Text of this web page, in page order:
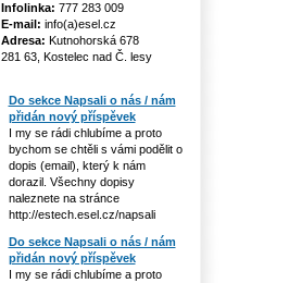
Infolinka: 777 283 009
E-mail: info(a)esel.cz
Adresa: Kutnohorská 678
281 63, Kostelec nad Č. lesy
Do sekce Napsali o nás / nám
přidán nový příspěvek
I my se rádi chlubíme a proto
bychom se chtěli s vámi podělit o
dopis (email), který k nám
dorazil. Všechny dopisy
naleznete na stránce
http://estech.esel.cz/napsali
Do sekce Napsali o nás / nám
přidán nový příspěvek
I my se rádi chlubíme a proto